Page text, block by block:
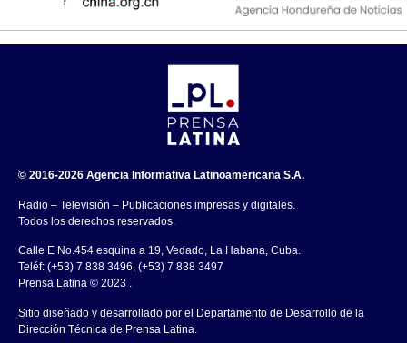
© 2016-2026 Agencia Informativa Latinoamericana S.A.
Radio – Televisión – Publicaciones impresas y digitales.
Todos los derechos reservados.
Calle E No.454 esquina a 19, Vedado, La Habana, Cuba.
Teléf: (+53) 7 838 3496, (+53) 7 838 3497
Prensa Latina © 2023 .
Sitio diseñado y desarrollado por el Departamento de Desarrollo de la
Dirección Técnica de Prensa Latina.